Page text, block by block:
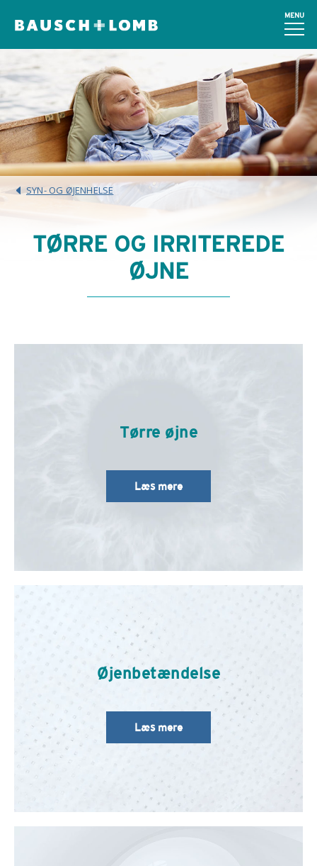
MENU
SYN- OG ØJENHELSE
TØRRE OG IRRITEREDE
ØJNE
Tørre øjne
Læs mere
Øjenbetændelse
Læs mere